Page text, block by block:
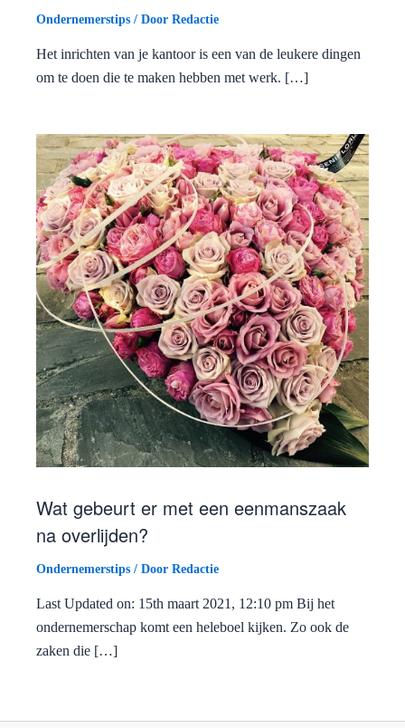
Ondernemerstips / Door Redactie
Het inrichten van je kantoor is een van de leukere dingen
om te doen die te maken hebben met werk. […]
Wat gebeurt er met een eenmanszaak
na overlijden?
Ondernemerstips / Door Redactie
Last Updated on: 15th maart 2021, 12:10 pm Bij het
ondernemerschap komt een heleboel kijken. Zo ook de
zaken die […]